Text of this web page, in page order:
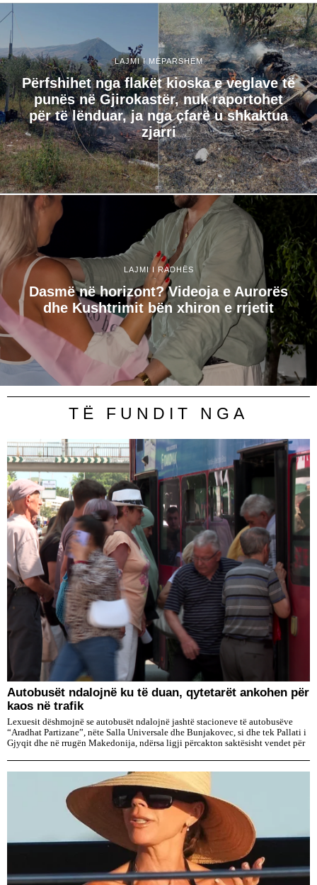
LAJMI I MËPARSHËM
Përfshihet nga flakët kioska e veglave të
punës në Gjirokastër, nuk raportohet
për të lënduar, ja nga çfarë u shkaktua
zjarri
LAJMI I RADHËS
Dasmë në horizont? Videoja e Aurorës
dhe Kushtrimit bën xhiron e rrjetit
TË FUNDIT NGA
Autobusët ndalojnë ku të duan, qytetarët ankohen për
kaos në trafik
Lexuesit dëshmojnë se autobusët ndalojnë jashtë stacioneve të autobusëve
“Aradhat Partizane”, nëte Salla Universale dhe Bunjakovec, si dhe tek Pallati i
Gjyqit dhe në rrugën Makedonija, ndërsa ligji përcakton saktësisht vendet për